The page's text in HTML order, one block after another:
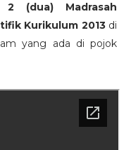
(dua) Madrasah
Kurikulum 2013di
yang ada di pojok